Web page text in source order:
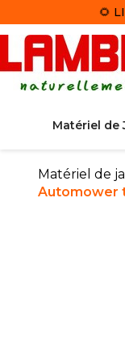
🌻
Matériel de
Matériel de
Automower